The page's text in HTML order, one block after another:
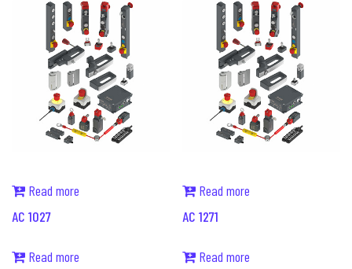
Read more
AC 1027
Read more
Read more
AC 1271
Read more